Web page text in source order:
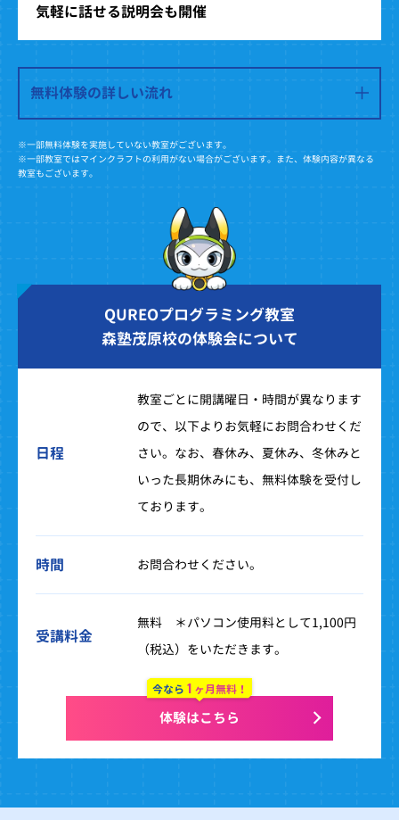
気軽に話せる説明会も開催
無料体験の詳しい流れ
※一部無料体験を実施していない教室がございます。
※一部教室ではマインクラフトの利用がない場合がございます。また、体験内容が異なる
教室もございます。
QUREOプログラミング教室
森塾茂原校の体験会について
日程
教室ごとに開講曜日・時間が異なります
ので、以下よりお気軽にお問合わせくだ
さい。なお、春休み、夏休み、冬休みと
いった長期休みにも、無料体験を受付し
ております。
時間 お問合わせください。
受講料金
無料 ＊パソコン使用料として1,100円
（税込）をいただきます。
今なら 1 ヶ月無料！
体験はこちら